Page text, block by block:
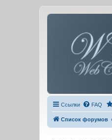
Ссылки FAQ
Список форумов